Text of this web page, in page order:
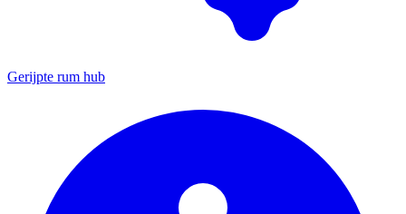
Gerijpte rum hub